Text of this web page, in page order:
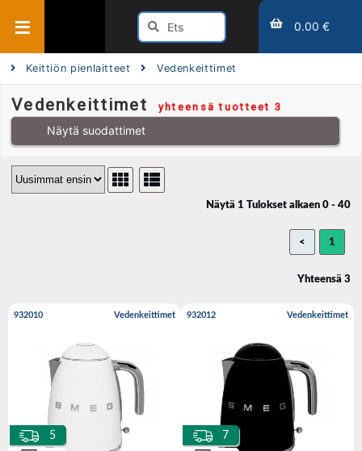
0.00 €
Keittiön pienlaitteet Vedenkeittimet
Vedenkeittimet yhteensä tuotteet 3
Näytä suodattimet
Näytä 1 Tulokset alkaen 0 - 40
< 1
Yhteensä 3
932010 Vedenkeittimet
5
932012 Vedenkeittimet
7